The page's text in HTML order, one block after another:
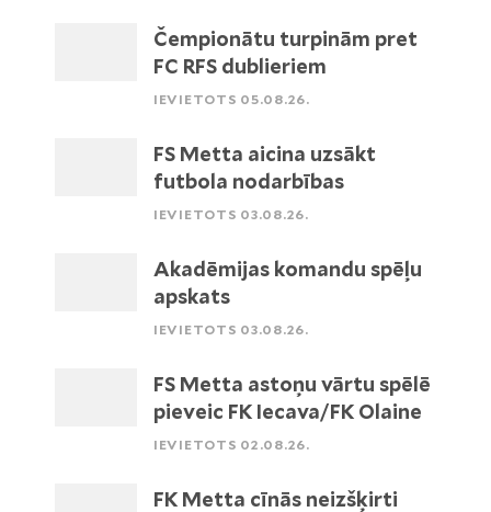
Čempionātu turpinām pret
FC RFS dublieriem
IEVIETOTS 05.08.26.
FS Metta aicina uzsākt
futbola nodarbības
IEVIETOTS 03.08.26.
Akadēmijas komandu spēļu
apskats
IEVIETOTS 03.08.26.
FS Metta astoņu vārtu spēlē
pieveic FK Iecava/FK Olaine
IEVIETOTS 02.08.26.
FK Metta cīnās neizšķirti